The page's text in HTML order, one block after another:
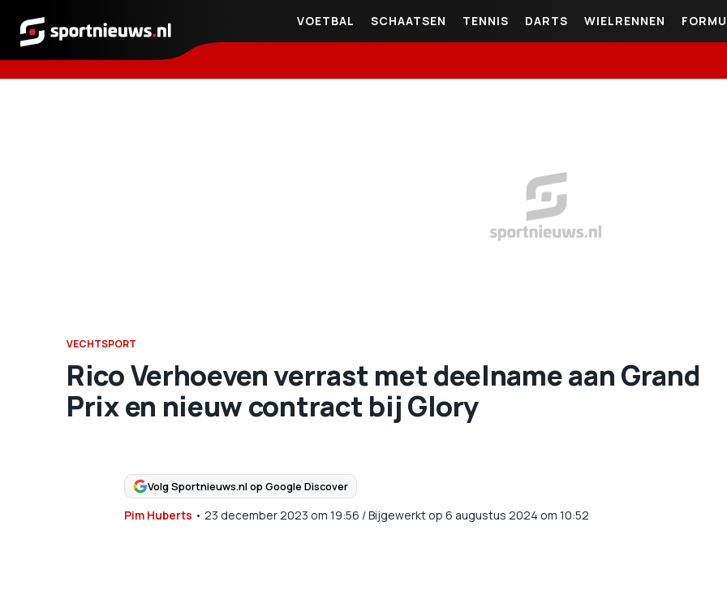
Sportnieuws.nl
VOETBAL SCHAATSEN TENNIS DARTS WIELRENNEN
VECHTSPORT
Rico Verhoeven verrast met deelname aan Grand
Prix en nieuw contract bij Glory
Volg Sportnieuws.nl op Google Discover
Pim Huberts • 23 december 2023 om 19:56 /Bijgewerkt op 6 augustus 2024 om 10:52